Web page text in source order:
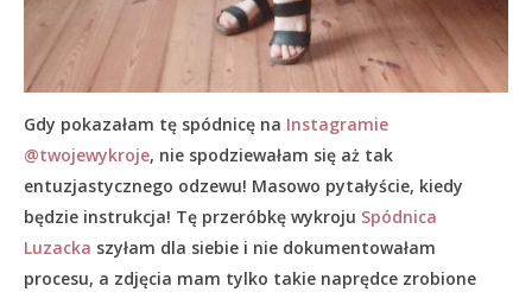
Gdy pokazałam tę spódnicę na Instagramie
@twojewykroje, nie spodziewałam się aż tak
entuzjastycznego odzewu! Masowo pytałyście, kiedy
będzie instrukcja! Tę przeróbkę wykroju Spódnica
Luzacka szyłam dla siebie i nie dokumentowałam
procesu, a zdjęcia mam tylko takie naprędce zrobione